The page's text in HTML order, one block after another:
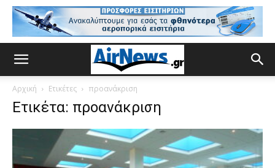
Αρχική Ετικέτες προανάκριση
Ετικέτα: προανάκριση